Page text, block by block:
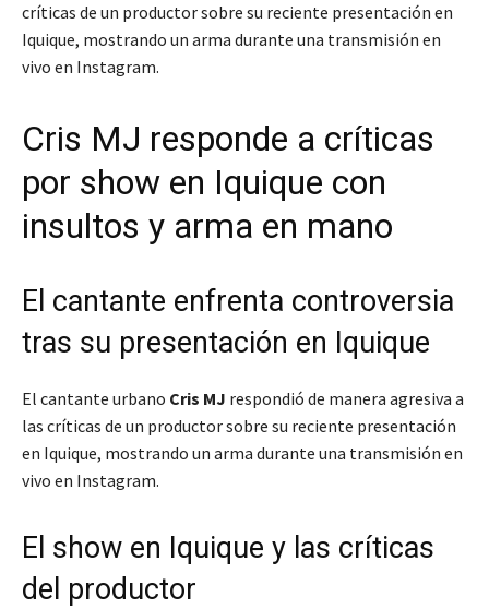
críticas de un productor sobre su reciente presentación en
Iquique, mostrando un arma durante una transmisión en
vivo en Instagram.
Cris MJ responde a críticas
por show en Iquique con
insultos y arma en mano
El cantante enfrenta controversia
tras su presentación en Iquique
El cantante urbano Cris MJ respondió de manera agresiva a
las críticas de un productor sobre su reciente presentación
en Iquique, mostrando un arma durante una transmisión en
vivo en Instagram.
El show en Iquique y las críticas
del productor